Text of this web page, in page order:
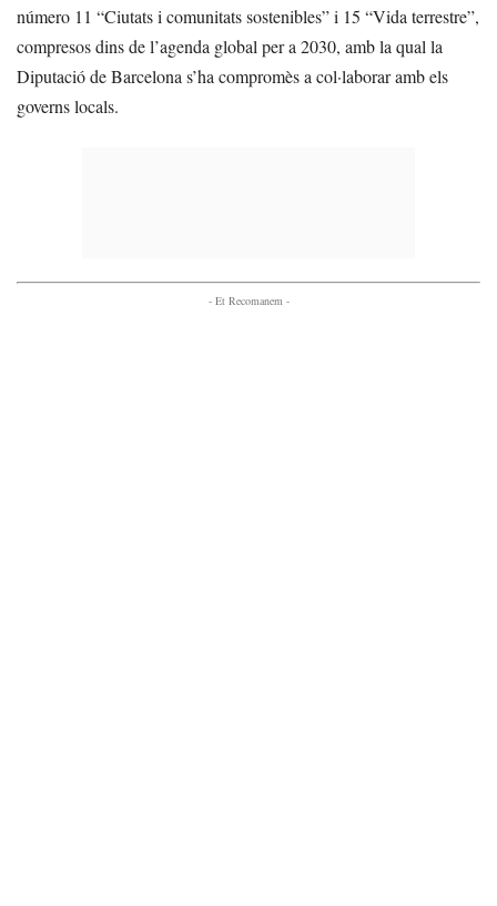
número 11 “Ciutats i comunitats sostenibles” i 15 “Vida terrestre”,
compresos dins de l’agenda global per a 2030, amb la qual la
Diputació de Barcelona s’ha compromès a col·laborar amb els
governs locals.
- Et Recomanem -